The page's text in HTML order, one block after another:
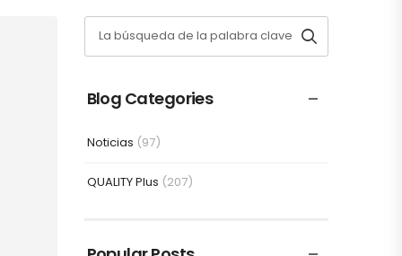
Blog Categories
Noticias (97)
QUALITY Plus (207)